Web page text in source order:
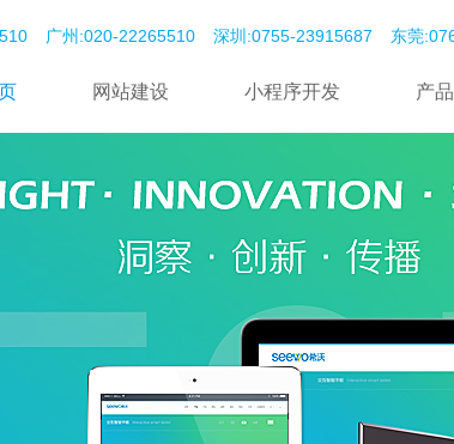
广州:020-22265510 深圳:0755-23915687 东莞
网站建设 小程序开发 产